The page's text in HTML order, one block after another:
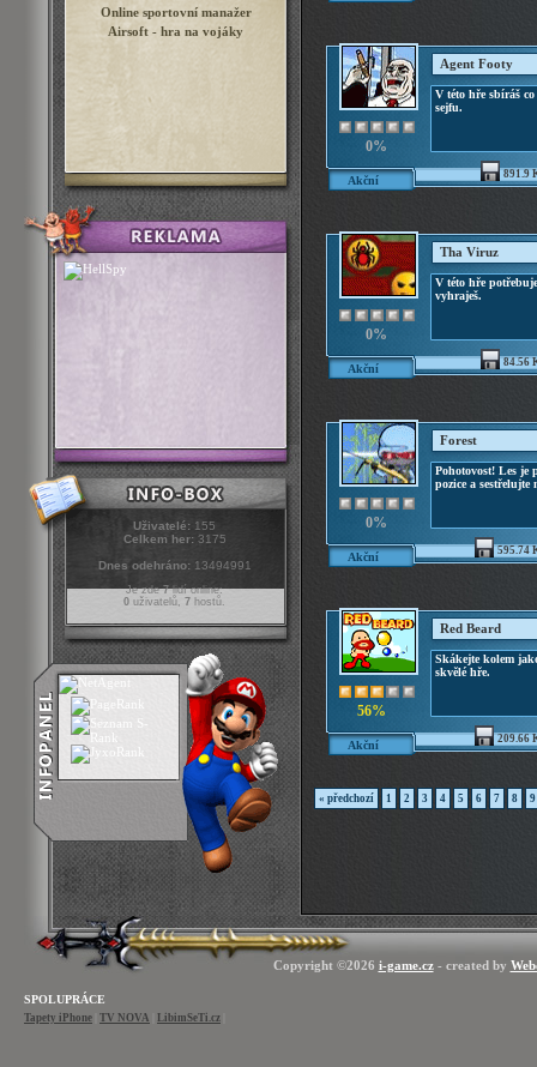
Online sportovní manažer
Airsoft - hra na vojáky
Uživatelé: 155
Celkem her:3175
Dnes odehráno:13494991
Je zde7lidí online:
0 uživatelů, 7 hostů.
0%
Agent Footy
V této hře sbíráš
sejfu.
Akční 891.9
0%
Tha Viruz
V této hře
vyhraješ.
Akční 84.56
0%
Forest
Pohotovost! Les je
pozice a sestřelujte
Akční 595.74
56%
Red Beard
Skákejte kolem
skvělé hře.
Akční 209.66
« předchozí 1 2 3 4 5 6 7 8 9
Copyright ©2026 i-game.cz- created by
SPOLUPRÁCE
Tapety iPhone TV NOVA LibimSeTi.cz